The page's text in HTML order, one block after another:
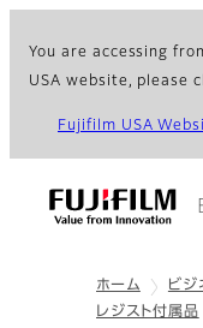
You are accessing
USA website, please
Fujifilm USA
ホーム ビジ
レジスト付属品